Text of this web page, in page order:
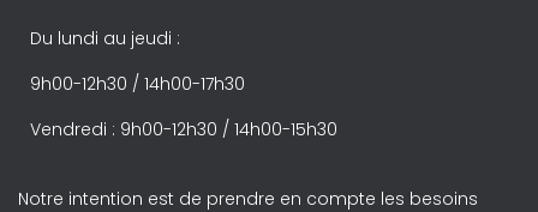
Du lundi au jeudi :
9h00-12h30 / 14h00-17h30
Vendredi : 9h00-12h30 / 14h00-15h30
Notre intention est de prendre en compte les besoins